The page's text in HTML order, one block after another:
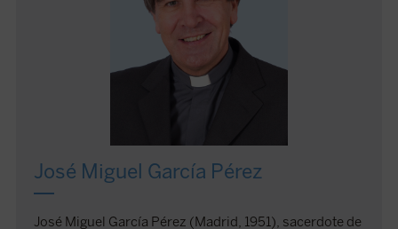
José Miguel García Pérez
José Miguel García Pérez (Madrid, 1951), sacerdote de